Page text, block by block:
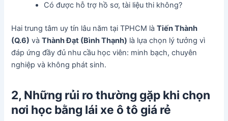
Có được hỗ trợ hồ sơ, tài liệu thi không?
Hai trung tâm uy tín lâu năm tại TPHCM làTiến Thành
(Q.6) vàThành Đạt (Bình Thạnh) là lựa chọn lý tưởng vì
đáp ứng đầy đủ nhu cầu học viên: minh bạch, chuyên
nghiệp và không phát sinh.
2, Những rủi ro thường gặp khi chọn
nơi học bằng lái xe ô tô giá rẻ